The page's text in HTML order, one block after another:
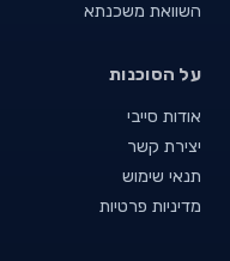
השוואת משכנתא
על הסוכנות
אודות סייבי
יצירת קשר
תנאי שימוש
מדיניות פרטיות